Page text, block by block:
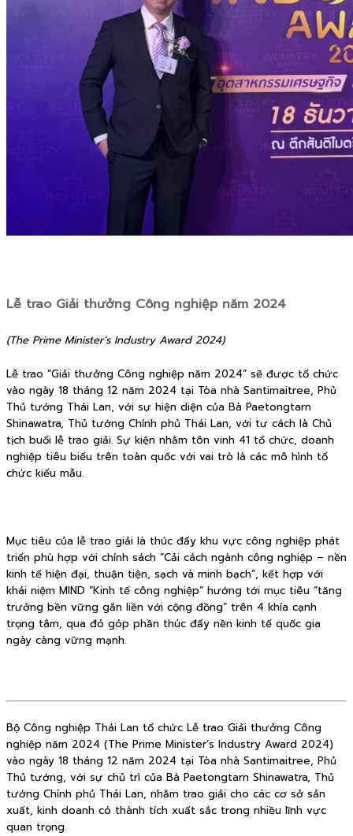
Lễ trao Giải thưởng Công nghiệp năm 2024
(The Prime Minister’s Industry Award 2024)
Lễ trao “Giải thưởng Công nghiệp năm 2024” sẽ được tổ chức
vào ngày 18 tháng 12 năm 2024 tại Tòa nhà Santimaitree, Phủ
Thủ tướng Thái Lan, với sự hiện diện của Bà Paetongtarn
Shinawatra, Thủ tướng Chính phủ Thái Lan, với tư cách là Chủ
tịch buổi lễ trao giải. Sự kiện nhằm tôn vinh 41 tổ chức, doanh
nghiệp tiêu biểu trên toàn quốc với vai trò là các mô hình tổ
chức kiểu mẫu.
Mục tiêu của lễ trao giải là thúc đẩy khu vực công nghiệp phát
triển phù hợp với chính sách “Cải cách ngành công nghiệp – nền
kinh tế hiện đại, thuận tiện, sạch và minh bạch”, kết hợp với
khái niệm MIND “Kinh tế công nghiệp” hướng tới mục tiêu “tăng
trưởng bền vững gắn liền với cộng đồng” trên 4 khía cạnh
trọng tâm, qua đó góp phần thúc đẩy nền kinh tế quốc gia
ngày càng vững mạnh.
Bộ Công nghiệp Thái Lan tổ chức Lễ trao Giải thưởng Công
nghiệp năm 2024 (The Prime Minister’s Industry Award 2024)
vào ngày 18 tháng 12 năm 2024 tại Tòa nhà Santimaitree, Phủ
Thủ tướng, với sự chủ trì của Bà Paetongtarn Shinawatra, Thủ
tướng Chính phủ Thái Lan, nhằm trao giải cho các cơ sở sản
xuất, kinh doanh có thành tích xuất sắc trong nhiều lĩnh vực
quan trọng.